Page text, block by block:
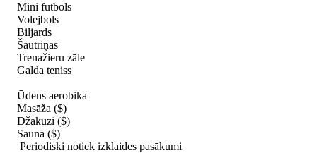
Mini futbols
Volejbols
Biljards
Šautriņas
Trenažieru zāle
Galda teniss
Ūdens aerobika
Masāža ($)
Džakuzi ($)
Sauna ($)
Periodiski notiek izklaides pasākumi